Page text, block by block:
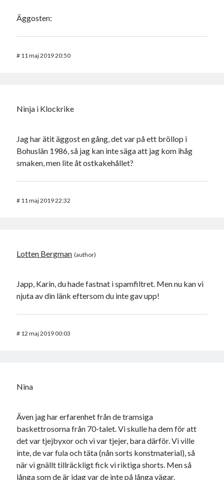
Äggosten:
# 11 maj 2019 20:50
Ninja i Klockrike
Jag har ätit äggost en gång, det var på ett bröllop i
Bohuslän 1986, så jag kan inte säga att jag kom ihåg
smaken, men lite åt ostkakehållet?
# 11 maj 2019 22:32
Lotten Bergman
Japp, Karin, du hade fastnat i spamfiltret. Men nu kan vi
njuta av din länk eftersom du inte gav upp!
# 12 maj 2019 00:03
Nina
Även jag har erfarenhet från de tramsiga
baskettrosorna från 70-talet. Vi skulle ha dem för att
det var tjejbyxor och vi var tjejer, bara därför. Vi ville
inte, de var fula och täta (nån sorts konstmaterial), så
när vi gnällt tillräckligt fick vi riktiga shorts. Men så
långa som de är idag var de inte på långa vägar.